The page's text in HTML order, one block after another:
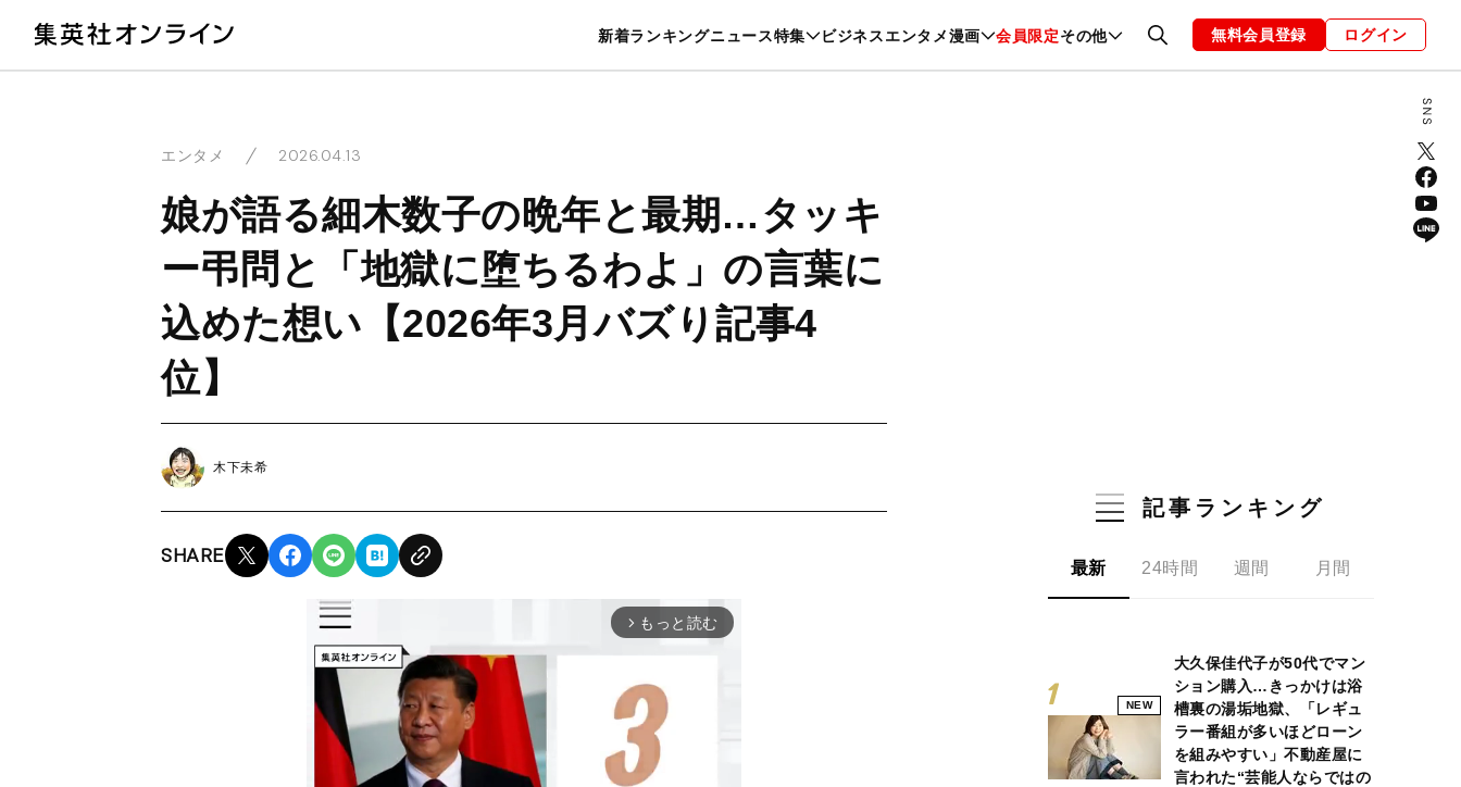
新着ランキングニュース特集 ビジネスエンタメ漫画 会員限定その他
暮らし スポーツ ヘルスケア 美容 グルメ ファッション 恋愛・結婚 編集部 お知らせ
無料会員登録 ログイン
エンタメ 2026.04.13
娘が語る細木数子の晩年と最期…タッキ
ー弔問と「地獄に堕ちるわよ」の言葉に
込めた想い【2026年3月バズり記事4
位】
木下未希
SHARE
arrow_forward_ios もっと読む
記事ランキング
最新 24時間 週間 月間
NEW
大久保佳代子が50代でマン
ション購入…きっかけは浴
槽裏の湯垢地獄、「レギュ
ラー番組が多いほどローン
を組みやすい」不動産屋に
言われた“芸能人ならではの